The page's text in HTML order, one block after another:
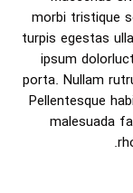
morbi tristique
turpis egestas
ipsum
porta. Nullam
Pellentesque
malesuada